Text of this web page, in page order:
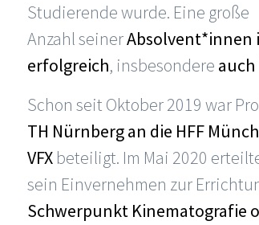
Studierende wurde. Eine große
Anzahl seinerAbsolvent*innen
erfolgreich, insbesondere auch
Schon seit Oktober 2019 war
TH Nürnberg an die HFF
VFX beteiligt. Im Mai 2020
sein Einvernehmen zur
Schwerpunkt Kinematografie